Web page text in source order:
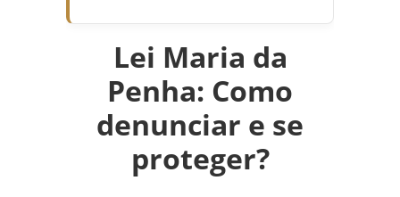
Lei Maria da
Penha: Como
denunciar e se
proteger?